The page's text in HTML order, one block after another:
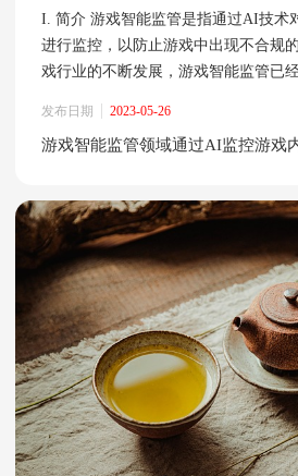
I. 简介 游戏智能监管是指通过AI技术对游戏内容和玩家行为
进行监控，以防止游戏中出现不合规
戏行业的不断发展，游戏智能监管已
的应用可以帮助游戏开发商监控游戏
和视频等内容，以确保游戏内容符合
面。AI监
发布日期 2023-05-26